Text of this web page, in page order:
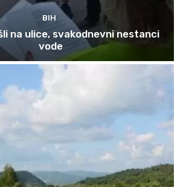
BIH
na ulice, svakodnevni nestanci
vode